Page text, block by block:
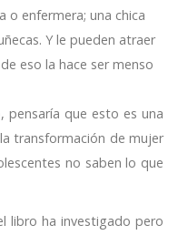
o enfermera; una chica
Y le pueden atraer
eso la hace ser menso
pensaría que esto es una
transformación de mujer
no saben lo que
libro ha investigado pero